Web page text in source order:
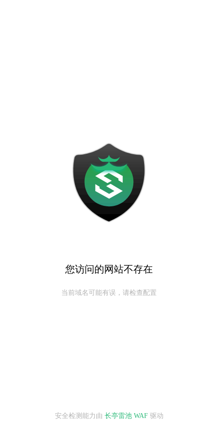
您访问的网站不存在
当前域名可能有误，请检查配置
安全检测能力由 长亭雷池 WAF驱动